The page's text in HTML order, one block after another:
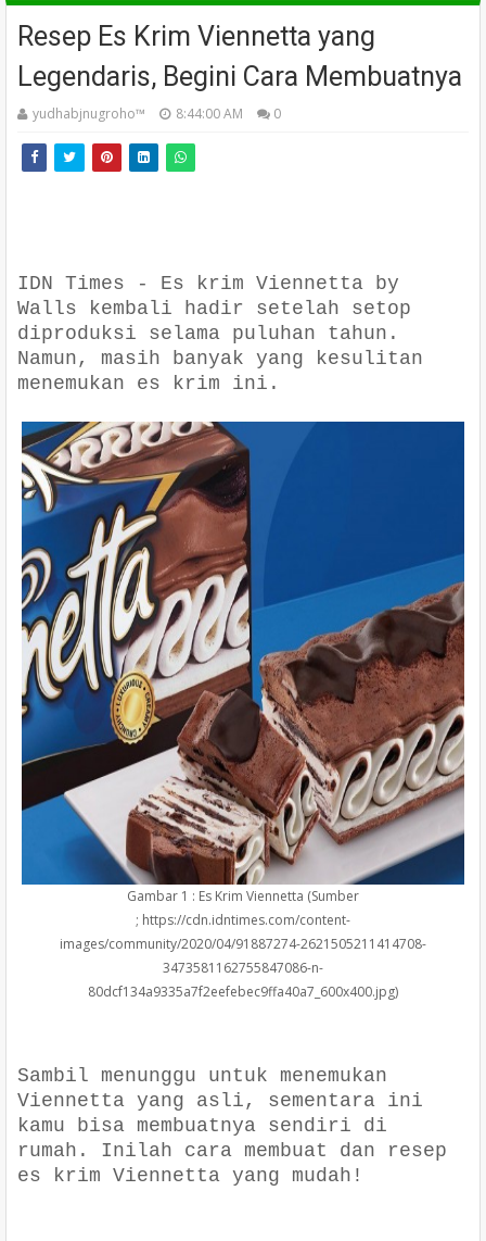
Resep Es Krim Viennetta yang
Legendaris, Begini Cara Membuatnya
yudhabjnugroho™️ 8:44:00 AM 0
IDN Times - Es krim Viennetta by
Walls kembali hadir setelah setop
diproduksi selama puluhan tahun.
Namun, masih banyak yang kesulitan
menemukan es krim ini.
Gambar 1 : Es Krim Viennetta (Sumber
; https://cdn.idntimes.com/content-
images/community/2020/04/91887274-2621505211414708-
3473581162755847086-n-
80dcf134a9335a7f2eefebec9ffa40a7_600x400.jpg)
Sambil menunggu untuk menemukan
Viennetta yang asli, sementara ini
kamu bisa membuatnya sendiri di
rumah. Inilah cara membuat dan resep
es krim Viennetta yang mudah!